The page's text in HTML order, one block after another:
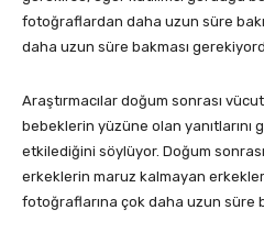
fotoğraflardan daha uzun süre
daha uzun süre bakması
Araştırmacılar doğum sonrası
bebeklerin yüzüne olan yanıtlarını
etkilediğini söylüyor. Doğum
erkeklerin maruz kalmayan
fotoğraflarına çok daha uzun süre